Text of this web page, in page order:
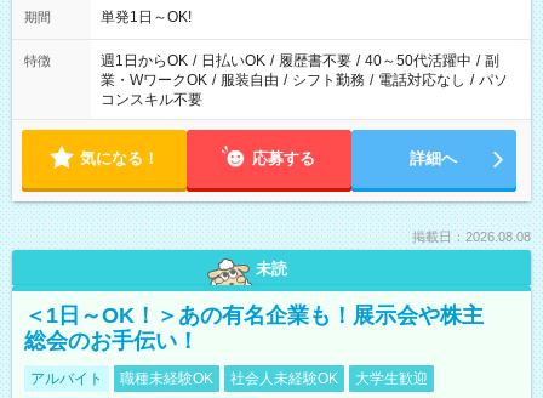
期間 単発1日～OK!
特徴 週1日からOK / 日払いOK / 履歴書不要 / 40～50代活躍中 / 副
業・WワークOK / 服装自由 / シフト勤務 / 電話対応なし / パソ
コンスキル不要
気になる！ 応募する 詳細へ
掲載日：2026.08.08
未読
＜1日～OK！＞あの有名企業も！展示会や株主
総会のお手伝い！
アルバイト 職種未経験OK 社会人未経験OK
大学生歓迎